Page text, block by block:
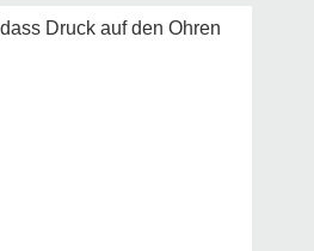
Druck auf den Ohren